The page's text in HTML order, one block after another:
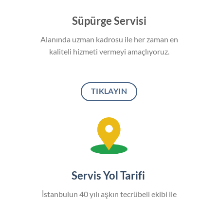
Süpürge Servisi
Alanında uzman kadrosu ile her zaman en
kaliteli hizmeti vermeyi amaçlıyoruz.
TIKLAYIN
Servis Yol Tarifi
İstanbulun 40 yılı aşkın tecrübeli ekibi ile